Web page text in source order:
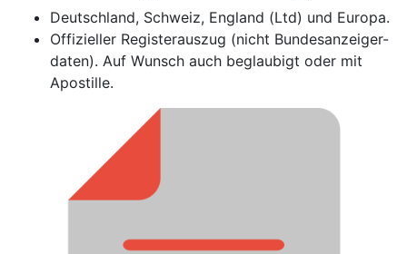
Deutschland, Schweiz, England (Ltd) und Europa.
Offizieller Registerauszug (nicht Bundesanzeiger-
daten). Auf Wunsch auch beglaubigt oder mit
Apostille.